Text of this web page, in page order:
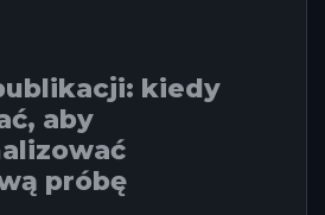
kiedy
aby
próbę